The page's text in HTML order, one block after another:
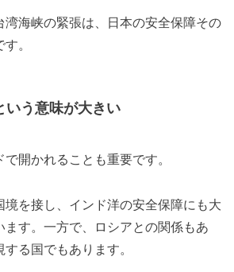
湾海峡の緊張は、日本の安全保障その
。
いう意味が大きい
開かれることも重要です。
境を接し、インド洋の安全保障にも大
ます。一方で、ロシアとの関係もあ
る国でもあります。